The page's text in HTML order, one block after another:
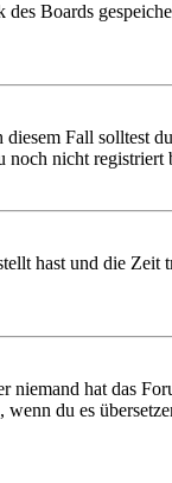
Boards
Fall solltest
nicht
hast und die
hat das
du es